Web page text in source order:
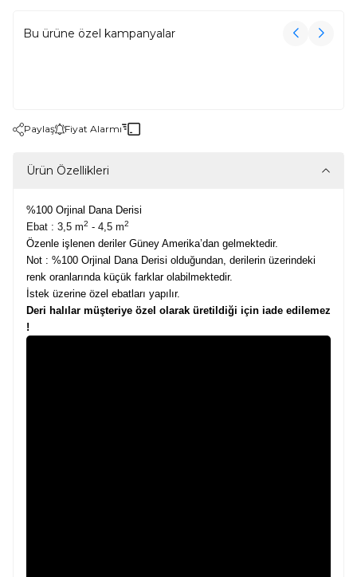
Bu ürüne özel kampanyalar
Paylaş Fiyat Alarmı
Ürün Özellikleri
%100 Orjinal Dana Derisi
Ebat : 3,5 m2 - 4,5 m2
Özenle işlenen deriler Güney Amerika’dan gelmektedir.
Not : %100 Orjinal Dana Derisi olduğundan, derilerin üzerindeki
renk oranlarında küçük farklar olabilmektedir.
İstek üzerine özel ebatları yapılır.
Deri halılar müşteriye özel olarak üretildiği için iade edilemez
!